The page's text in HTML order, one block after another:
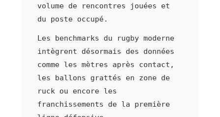
volume de rencontres jouées et
du poste occupé.
Les benchmarks du rugby moderne
intègrent désormais des données
comme les mètres après contact,
les ballons grattés en zone de
ruck ou encore les
franchissements de la première